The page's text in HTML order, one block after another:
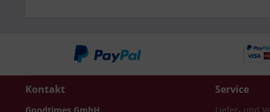
Kontakt Service